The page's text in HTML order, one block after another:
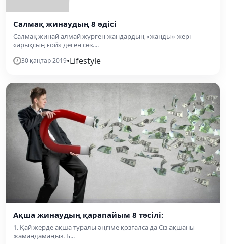
Салмақ жинаудың 8 әдісі
Салмақ жинай алмай жүрген жандардың «жанды» жері –
«арықсың ғой» деген сөз....
30 қаңтар 2019•Lifestyle
Ақша жинаудың қарапайым 8 тəсілі:
1. Қай жерде ақша туралы әңгіме қозғалса да Сіз ақшаны
жамандамаңыз. Б...